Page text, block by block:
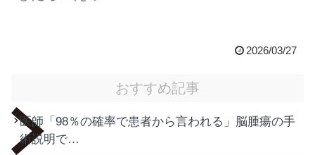
2026/03/27
おすすめ記事
医師「98％の確率で患者から言われる」脳腫瘍の手
術説明で…